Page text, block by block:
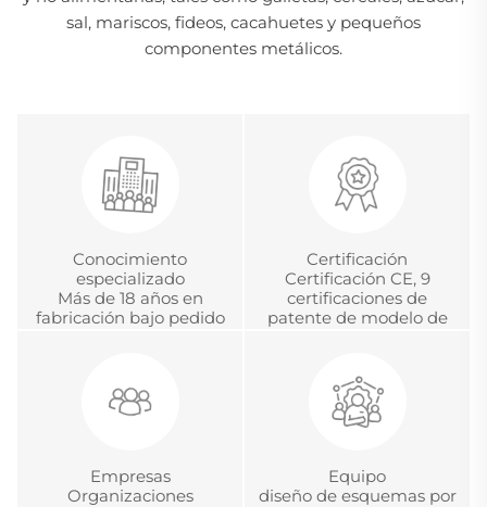
sal, mariscos, fideos, cacahuetes y pequeños
componentes metálicos.
Conocimiento
especializado
Más de 18 años en
fabricación bajo pedido
proyectos
Certificación
Certificación CE, 9
certificaciones de
patente de modelo de
china.
Empresas
Organizaciones
Equipo
diseño de esquemas por